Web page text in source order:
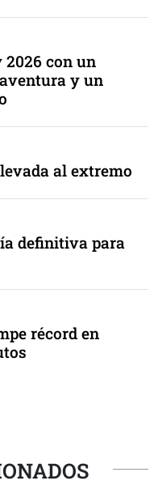
con un
y un
al extremo
definitiva para
récord en